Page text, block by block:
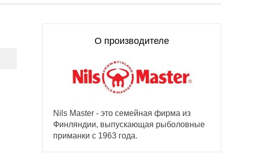
О производителе
Nils Master - это семейная фирма из
Финляндии, выпускающая рыболовные
приманки с 1963 года.